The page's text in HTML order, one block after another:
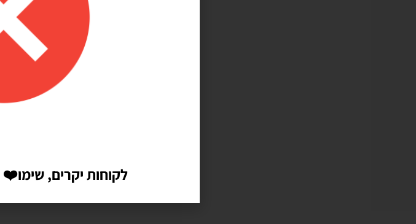
לקוחות יקרים, שימו❤️